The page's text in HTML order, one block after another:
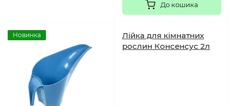
До кошика
Новинка
Лійка для кімнатних
рослин Консенсус 2л